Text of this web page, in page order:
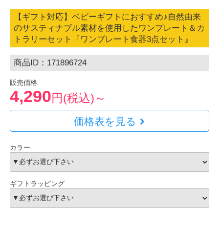
【ギフト対応】ベビーギフトにおすすめ♪自然由来
のサスティナブル素材を使用したワンプレート＆カ
トラリーセット『ワンプレート食器3点セット』
商品ID：171896724
販売価格
4,290円(税込)～
価格表を見る
カラー
ギフトラッピング